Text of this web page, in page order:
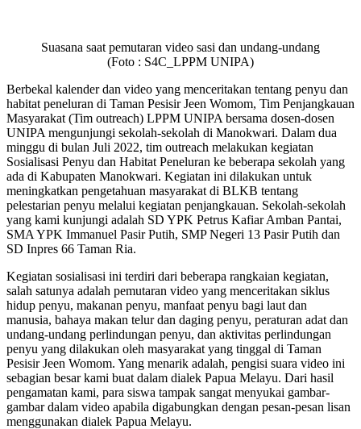
Suasana saat pemutaran video sasi dan undang-undang
(Foto : S4C_LPPM UNIPA)
Berbekal kalender dan video yang menceritakan tentang penyu dan
habitat peneluran di Taman Pesisir Jeen Womom, Tim Penjangkauan
Masyarakat (Tim outreach) LPPM UNIPA bersama dosen-dosen
UNIPA mengunjungi sekolah-sekolah di Manokwari. Dalam dua
minggu di bulan Juli 2022, tim outreach melakukan kegiatan
Sosialisasi Penyu dan Habitat Peneluran ke beberapa sekolah yang
ada di Kabupaten Manokwari. Kegiatan ini dilakukan untuk
meningkatkan pengetahuan masyarakat di BLKB tentang
pelestarian penyu melalui kegiatan penjangkauan. Sekolah-sekolah
yang kami kunjungi adalah SD YPK Petrus Kafiar Amban Pantai,
SMA YPK Immanuel Pasir Putih, SMP Negeri 13 Pasir Putih dan
SD Inpres 66 Taman Ria.
Kegiatan sosialisasi ini terdiri dari beberapa rangkaian kegiatan,
salah satunya adalah pemutaran video yang menceritakan siklus
hidup penyu, makanan penyu, manfaat penyu bagi laut dan
manusia, bahaya makan telur dan daging penyu, peraturan adat dan
undang-undang perlindungan penyu, dan aktivitas perlindungan
penyu yang dilakukan oleh masyarakat yang tinggal di Taman
Pesisir Jeen Womom. Yang menarik adalah, pengisi suara video ini
sebagian besar kami buat dalam dialek Papua Melayu. Dari hasil
pengamatan kami, para siswa tampak sangat menyukai gambar-
gambar dalam video apabila digabungkan dengan pesan-pesan lisan
menggunakan dialek Papua Melayu.